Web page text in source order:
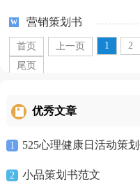
营销策划书
首页 上一页 1 2
尾页
优秀文章
1 525心理健康日活动策
2 小品策划书范文